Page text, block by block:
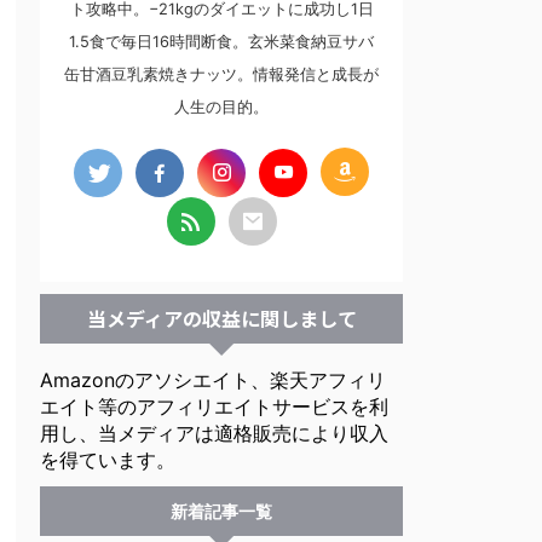
ト攻略中。−21kgのダイエットに成功し1日
1.5食で毎日16時間断食。玄米菜食納豆サバ
缶甘酒豆乳素焼きナッツ。情報発信と成長が
人生の目的。
当メディアの収益に関しまして
Amazonのアソシエイト、楽天アフィリ
エイト等のアフィリエイトサービスを利
用し、当メディアは適格販売により収入
を得ています。
新着記事一覧